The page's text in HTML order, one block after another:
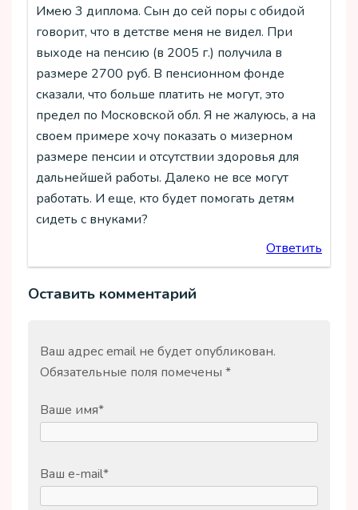
Имею 3 диплома. Сын до сей поры с обидой
говорит, что в детстве меня не видел. При
выходе на пенсию (в 2005 г.) получила в
размере 2700 руб. В пенсионном фонде
сказали, что больше платить не могут, это
предел по Московской обл. Я не жалуюсь, а на
своем примере хочу показать о мизерном
размере пенсии и отсутствии здоровья для
дальнейшей работы. Далеко не все могут
работать. И еще, кто будет помогать детям
сидеть с внуками?
Ответить
Оставить комментарий
Ваш адрес email не будет опубликован.
Обязательные поля помечены *
Ваше имя*
Ваш e-mail*